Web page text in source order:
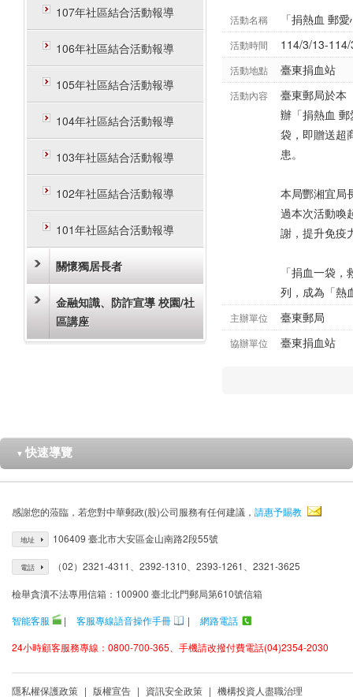
107年社區結合活動報導
106年社區結合活動報導
105年社區結合活動報導
104年社區結合活動報導
103年社區結合活動報導
102年社區結合活動報導
101年社區結合活動報導
關懷獨居長者
金融知識、防詐宣導 校園/社
區講座
活動名稱 「捐熱血 郵
活動時間 114/3/13-
活動地點 臺東捐血站
活動內容
臺東郵局於本
辦「捐熱血
袋，即贈送超
患。
本局酆湘宜局
過本次活動喚
謝，提升免疫
「捐血一袋
列，成為「熱
主辦單位 臺東郵局
協辦單位 臺東捐血站
▼ 快速導覽
感謝您的蒞臨，若您對中華郵政(股)公司服務有任何建議， 請惠予賜教
地址 106409 臺北市大安區金山南路2段55號
電話 （02）2321-4311、2392-1310、2393-1261、2321-3625
檢舉貪瀆不法專用信箱：100900 臺北北門郵局第610號信箱
智能客服
| 客服專線語音操作手冊 |
網路電話
24小時顧客服務專線：0800-700-365、手機請改撥付費電話(04)2354-2030
隱私權保護政策 | 版權宣告 | 資訊安全政策 | 機構投資人盡職治理